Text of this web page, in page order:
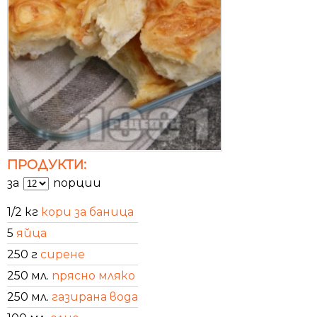
ПРОДУКТИ:
за порции
1/2 кг кори за баница
5 яйца
250 г сирене
250 мл. прясно мляко
250 мл. газирана вода